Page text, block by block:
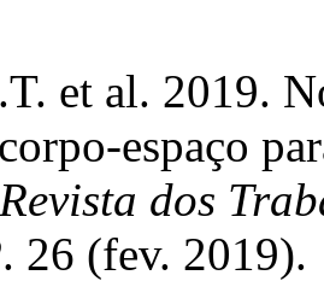
et al. 2019.
espaço
Revista dos
. 26 (fev. 2019).